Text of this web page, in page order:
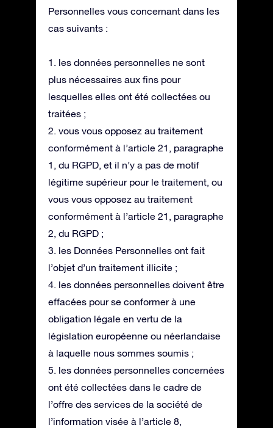
Personnelles vous concernant dans les
cas suivants :
1. les données personnelles ne sont
plus nécessaires aux fins pour
lesquelles elles ont été collectées ou
traitées ;
2. vous vous opposez au traitement
conformément à l’article 21, paragraphe
1, du RGPD, et il n’y a pas de motif
légitime supérieur pour le traitement, ou
vous vous opposez au traitement
conformément à l’article 21, paragraphe
2, du RGPD ;
3. les Données Personnelles ont fait
l’objet d’un traitement illicite ;
4. les données personnelles doivent être
effacées pour se conformer à une
obligation légale en vertu de la
législation européenne ou néerlandaise
à laquelle nous sommes soumis ;
5. les données personnelles concernées
ont été collectées dans le cadre de
l’offre des services de la société de
l’information visée à l’article 8,